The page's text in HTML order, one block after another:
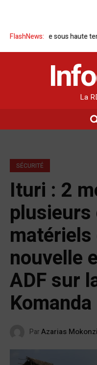
FlashNews:
visite sous haute tension
La
SÉCURITÉ
Ituri : 2
plusieurs
nouvelle
ADF sur
Komanda
ParAzarias Mokonzi